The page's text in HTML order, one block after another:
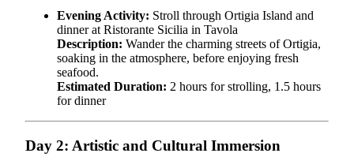
Evening Activity: Stroll through Ortigia Island and
dinner at Ristorante Sicilia in Tavola
Description: Wander the charming streets of Ortigia,
soaking in the atmosphere, before enjoying fresh
seafood.
Estimated Duration: 2 hours for strolling, 1.5 hours
for dinner
Day 2: Artistic and Cultural Immersion